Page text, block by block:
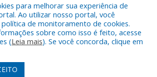
Acessar Área Administrativa
Acessar o Webmail
para melhorar sua experiência de
Ao utilizar nosso portal, você
de monitoramento de cookies.
sobre como isso é feito, acesse
(Leia mais). Se você concorda, clique em